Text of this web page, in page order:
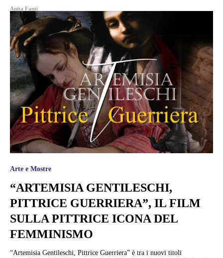
Anita Fanti
Arte e Mostre
“ARTEMISIA GENTILESCHI,
PITTRICE GUERRIERA”, IL FILM
SULLA PITTRICE ICONA DEL
FEMMINISMO
“Artemisia Gentileschi, Pittrice Guerriera” è tra i nuovi titoli